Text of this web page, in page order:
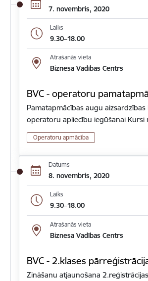
7. novembris, 2020
Laiks
9.30–18.00
Atrašanās vieta
Biznesa Vadības Centrs
BVC - operatoru
Pamatapmācības augu
operatoru apliecību iegūšanai Kursi
Operatoru apmācība
Datums
8. novembris, 2020
Laiks
9.30–18.00
Atrašanās vieta
Biznesa Vadības Centrs
BVC - 2.klases
Zināšanu atjaunošana